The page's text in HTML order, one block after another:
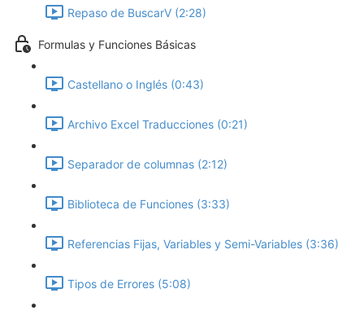
Repaso de BuscarV (2:28)
Formulas y Funciones Básicas
Castellano o Inglés (0:43)
Archivo Excel Traducciones (0:21)
Separador de columnas (2:12)
Biblioteca de Funciones (3:33)
Referencias Fijas, Variables y Semi-Variables (3:36)
Tipos de Errores (5:08)